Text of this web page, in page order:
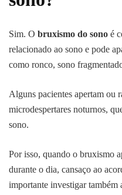
Sim. O bruxismo do sono é
relacionado ao sono e pode
como ronco, sono
Alguns pacientes apertam ou
microdespertares noturnos,
sono.
Por isso, quando o bruxismo
durante o dia, cansaço ao
importante investigar também